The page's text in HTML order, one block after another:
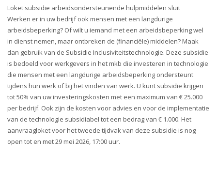
a
v
i
g
a
i
o
n
Loket subsidie arbeidsondersteunende hulpmiddelen sluit
Werken er in uw bedrijf ook mensen met een langdurige
arbeidsbeperking? Of wilt u iemand met een arbeidsbeperking wel
in dienst nemen, maar ontbreken de (financiële) middelen? Maak
dan gebruik van de Subsidie Inclusiviteitstechnologie. Deze subsidie
is bedoeld voor werkgevers in het mkb die investeren in technologie
die mensen met een langdurige arbeidsbeperking ondersteunt
tijdens hun werk of bij het vinden van werk. U kunt subsidie krijgen
tot 50% van uw investeringskosten met een maximum van € 25.000
per bedrijf. Ook zijn de kosten voor advies en voor de implementatie
van de technologie subsidiabel tot een bedrag van € 1.000. Het
aanvraagloket voor het tweede tijdvak van deze subsidie is nog
open tot en met 29 mei 2026, 17:00 uur.